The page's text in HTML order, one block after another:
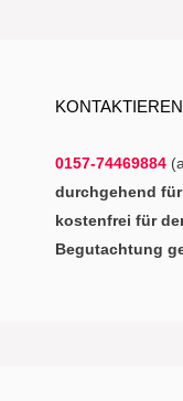
0157-74469884
durchgehend
kostenfrei für
Begutachtung